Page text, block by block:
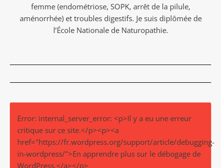
femme (endométriose, SOPK, arrêt de la pilule,
aménorrhée) et troubles digestifs. Je suis diplômée de
l’École Nationale de Naturopathie.
Error: internal_server_error: <p>Il y a eu une erreur
critique sur ce site.</p><p><a
href="https://fr.wordpress.org/support/article/debugging-
in-wordpress/">En apprendre plus sur le débogage de
WordPress.</a></p>